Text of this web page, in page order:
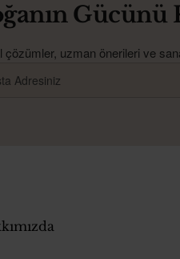
Gücünü
çözümler, uzman önerileri ve